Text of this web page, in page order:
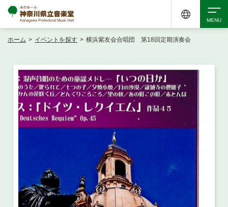
イベントを探す
・ イベント一覧
・ イベントカレンダー
ご来場案内
アクセシビリティ チケット購入 交通案内
ホーム > イベントを探す > 横浜紫友会合唱団 第18回定期演奏会